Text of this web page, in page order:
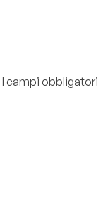
I campi obbligatori